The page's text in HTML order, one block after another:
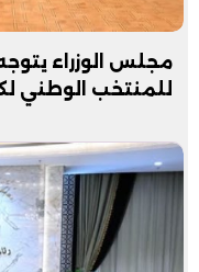
مجلس الوزراء
للمنتخب الوطني